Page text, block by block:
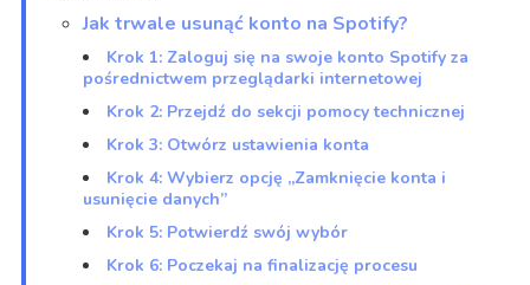
Jak trwale usunąć konto na Spotify?
Krok 1: Zaloguj się na swoje konto Spotify za
pośrednictwem przeglądarki internetowej
Krok 2: Przejdź do sekcji pomocy technicznej
Krok 3: Otwórz ustawienia konta
Krok 4: Wybierz opcję „Zamknięcie konta i
usunięcie danych”
Krok 5: Potwierdź swój wybór
Krok 6: Poczekaj na finalizację procesu